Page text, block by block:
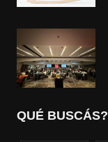
QUÉ BUSCÁS?